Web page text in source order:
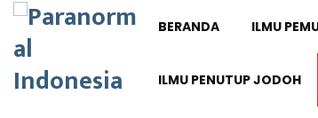
BERANDA ILMU
ILMU PENUTUP JODOH